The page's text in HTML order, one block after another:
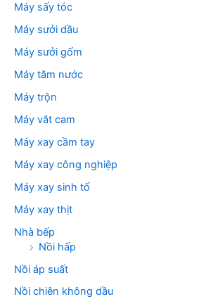
Máy sấy tóc
Máy sưởi dầu
Máy sưởi gốm
Máy tăm nước
Máy trộn
Máy vắt cam
Máy xay cầm tay
Máy xay công nghiệp
Máy xay sinh tố
Máy xay thịt
Nhà bếp
Nồi hấp
Nồi áp suất
Nồi chiên không dầu